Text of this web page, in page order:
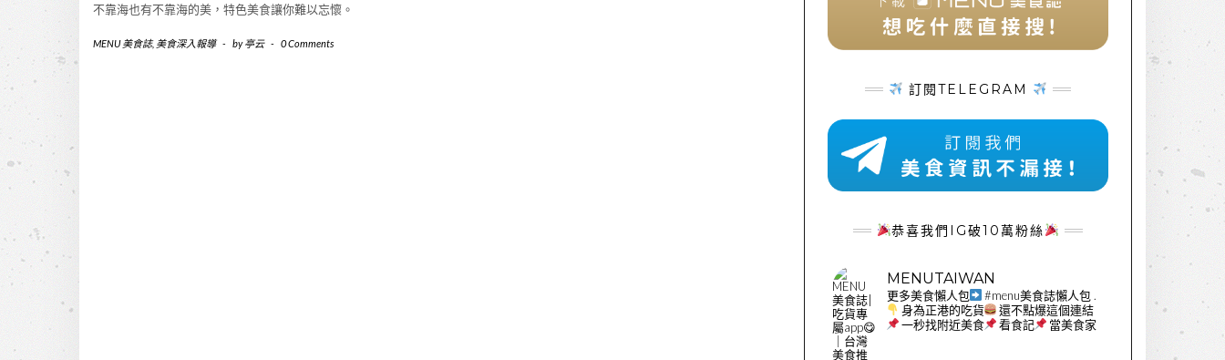
不靠海也有不靠海的美，特色美食讓你難以忘懷。
MENU 美食誌, 美食深入報導 - by亭云 - 0 Comments
訂閱TELEGRAM
恭喜我們IG破10萬粉絲
MENUTAIWAN
更多美食懶人包 #menu美食誌懶人包 .
身為正港的吃貨
還不點爆這個連結
一秒找附近美食
看食記 當美食家